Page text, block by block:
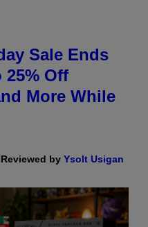
Sale Ends
Off
More While
by Ysolt Usigan